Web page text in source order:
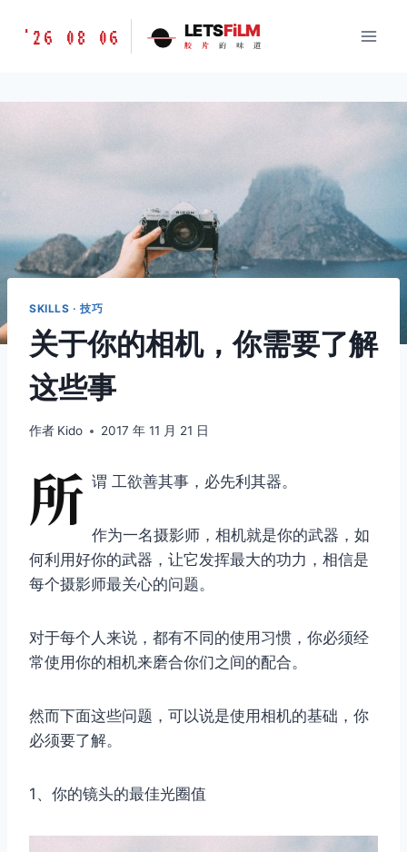
胶
味
'26 08 06 LETSFiLM
胶 片 的 味 道
SKILLS · 技巧
关于你的相机，你需要了解
这些事
作者 Kido 2017 年 11 月 21 日
所 谓 工欲善其事，必先利其器。
作为一名摄影师，相机就是你的武器，如
何利用好你的武器，让它发挥最大的功力，相信是
每个摄影师最关心的问题。
对于每个人来说，都有不同的使用习惯，你必须经
常使用你的相机来磨合你们之间的配合。
然而下面这些问题，可以说是使用相机的基础，你
必须要了解。
1、你的镜头的最佳光圈值